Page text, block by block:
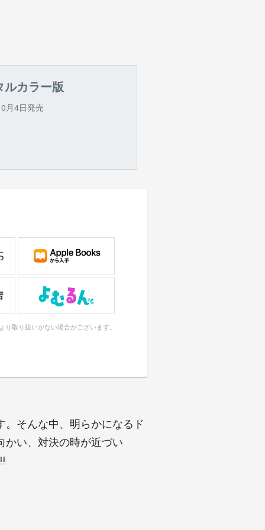
ルカラー版
月4日発売
り取り扱いがない場合がございます。
そんな中、明らかになるド
かい、対決の時が近づい